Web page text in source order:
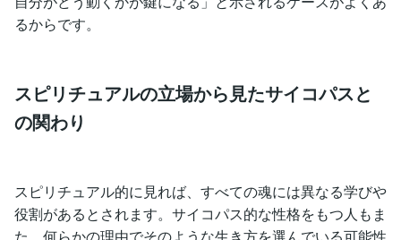
るからです。
スピリチュアルの立場から見たサイコパスと
の関わり
スピリチュアル的に見れば、すべての魂には異なる学びや
役割があるとされます。サイコパス的な性格をもつ人もま
た、何らかの理由でそのような生き方を選んでいる可能性